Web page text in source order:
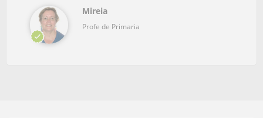
Mireia
Profe de Primaria